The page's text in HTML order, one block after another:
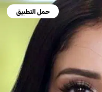
حمل التطبيق